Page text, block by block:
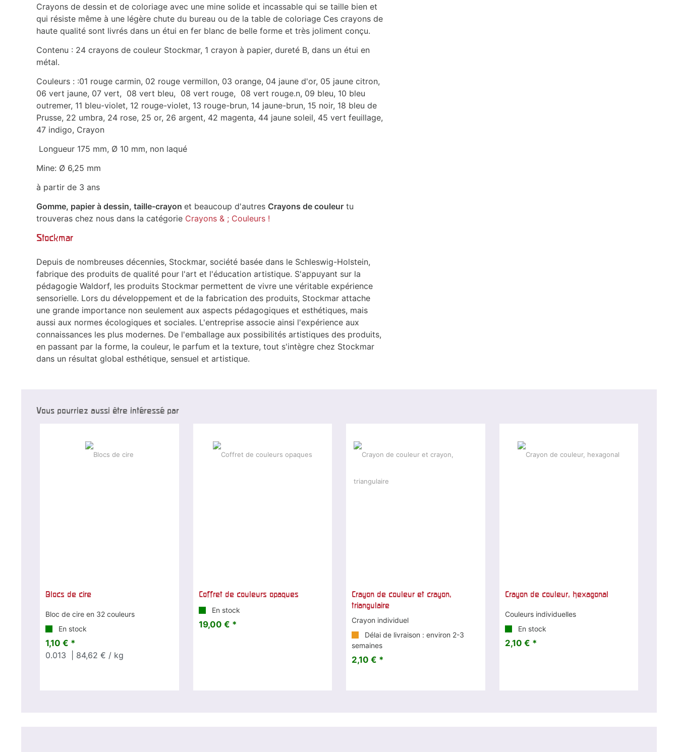
Crayons de dessin et de coloriage avec une mine solide et incassable qui se taille bien et
qui résiste même à une légère chute du bureau ou de la table de coloriage Ces crayons de
haute qualité sont livrés dans un étui en fer blanc de belle forme et très joliment conçu.
Contenu : 24 crayons de couleur Stockmar, 1 crayon à papier, dureté B, dans un étui en
métal.
Couleurs : :01 rouge carmin, 02 rouge vermillon, 03 orange, 04 jaune d'or, 05 jaune citron,
06 vert jaune, 07 vert, 08 vert bleu, 08 vert rouge, 08 vert rouge.n, 09 bleu, 10 bleu
outremer, 11 bleu-violet, 12 rouge-violet, 13 rouge-brun, 14 jaune-brun, 15 noir, 18 bleu de
Prusse, 22 umbra, 24 rose, 25 or, 26 argent, 42 magenta, 44 jaune soleil, 45 vert feuillage,
47 indigo, Crayon
Longueur 175 mm, Ø 10 mm, non laqué
Mine: Ø 6,25 mm
à partir de 3 ans
Gomme, papier à dessin, taille-crayon et beaucoup d'autres Crayons de couleur tu
trouveras chez nous dans la catégorie Crayons & ; Couleurs !
Stockmar
Depuis de nombreuses décennies, Stockmar, société basée dans le Schleswig-Holstein,
fabrique des produits de qualité pour l'art et l'éducation artistique. S'appuyant sur la
pédagogie Waldorf, les produits Stockmar permettent de vivre une véritable expérience
sensorielle. Lors du développement et de la fabrication des produits, Stockmar attache
une grande importance non seulement aux aspects pédagogiques et esthétiques, mais
aussi aux normes écologiques et sociales. L'entreprise associe ainsi l'expérience aux
connaissances les plus modernes. De l'emballage aux possibilités artistiques des produits,
en passant par la forme, la couleur, le parfum et la texture, tout s'intègre chez Stockmar
dans un résultat global esthétique, sensuel et artistique.
Vous pourriez aussi être intéressé par
Blocs de cire
Bloc de cire en 32 couleurs
En stock
1,10 € *
0.013
| 84,62 € / kg
Coffret de couleurs opaques
En stock
19,00 € *
Crayon de couleur et crayon,
triangulaire
Crayon individuel
Délai de livraison : environ 2-3
semaines
2,10 € *
Crayon de couleur, hexagonal
Couleurs individuelles
En stock
2,10 € *